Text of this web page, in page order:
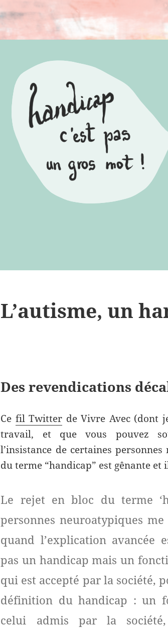
L’autisme, un
Des revendications
Ce fil Twitter de Vivre Avec (dont
travail, et que vous pouvez
l’insistance de certaines
du terme “handicap” est gênante et
Le rejet en bloc du terme
personnes neuroatypiques
quand l’explication avancée
pas un handicap mais un
qui est accepté par la société,
définition du handicap : un
celui admis par la